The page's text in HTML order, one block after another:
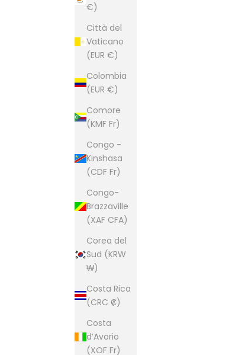
€)
Città del
Vaticano
(EUR €)
Colombia
(EUR €)
Comore
(KMF Fr)
Congo -
Kinshasa
(CDF Fr)
Congo-
Brazzaville
(XAF CFA)
Corea del
Sud (KRW
₩)
Costa Rica
(CRC ₡)
Costa
d’Avorio
(XOF Fr)